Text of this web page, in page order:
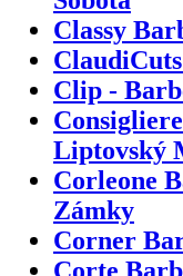
Classy
Clip -
Liptovský
Corleone
Zámky
Corner